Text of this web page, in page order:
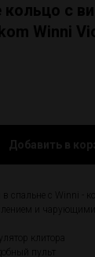
с
Winni
Добавить в
в спальне с Winni -
и чарующими
клитора
пульт